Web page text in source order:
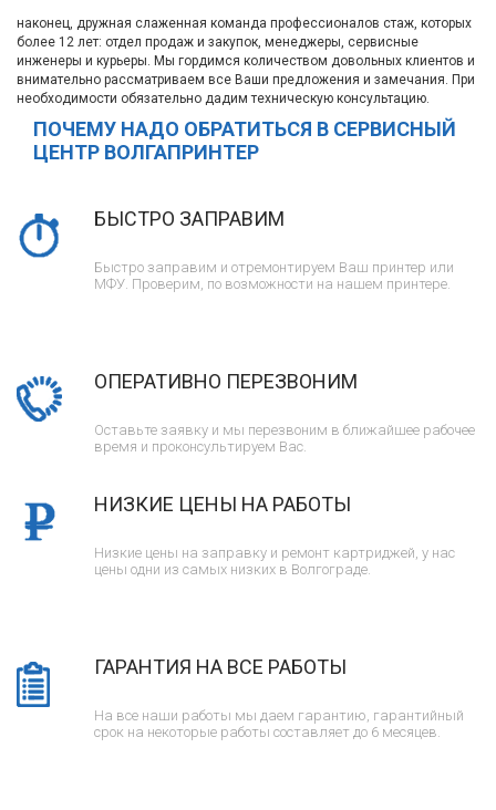
наконец, дружная слаженная команда профессионалов стаж, которых
более 12 лет: отдел продаж и закупок, менеджеры, сервисные
инженеры и курьеры. Мы гордимся количеством довольных клиентов и
внимательно рассматриваем все Ваши предложения и замечания. При
необходимости обязательно дадим техническую консультацию.
ПОЧЕМУ НАДО ОБРАТИТЬСЯ В СЕРВИСНЫЙ
ЦЕНТР ВОЛГАПРИНТЕР
БЫСТРО ЗАПРАВИМ
Быстро заправим и отремонтируем Ваш принтер или
МФУ. Проверим, по возможности на нашем принтере.
ОПЕРАТИВНО ПЕРЕЗВОНИМ
Оставьте заявку и мы перезвоним в ближайшее рабочее
время и проконсультируем Вас.
НИЗКИЕ ЦЕНЫ НА РАБОТЫ
Низкие цены на заправку и ремонт картриджей, у нас
цены одни из самых низких в Волгограде.
ГАРАНТИЯ НА ВСЕ РАБОТЫ
На все наши работы мы даем гарантию, гарантийный
срок на некоторые работы составляет до 6 месяцев.